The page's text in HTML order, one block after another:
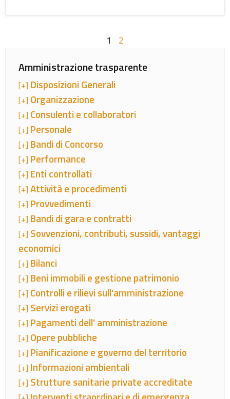
1 2
Amministrazione trasparente
[+] Disposizioni Generali
[+] Organizzazione
[+] Consulenti e collaboratori
[+] Personale
[+] Bandi di Concorso
[+] Performance
[+] Enti controllati
[+] Attività e procedimenti
[+] Provvedimenti
[+] Bandi di gara e contratti
[+] Sovvenzioni, contributi, sussidi, vantaggi
economici
[+] Bilanci
[+] Beni immobili e gestione patrimonio
[+] Controlli e rilievi sull'amministrazione
[+] Servizi erogati
[+] Pagamenti dell' amministrazione
[+] Opere pubbliche
[+] Pianificazione e governo del territorio
[+] Informazioni ambientali
[+] Strutture sanitarie private accreditate